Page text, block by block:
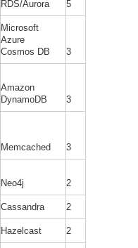
RDS/Aurora
5
Microsoft
Azure
Cosmos DB
3
Amazon
DynamoDB
3
Memcached 3
Neo4j 2
Cassandra 2
Hazelcast 2